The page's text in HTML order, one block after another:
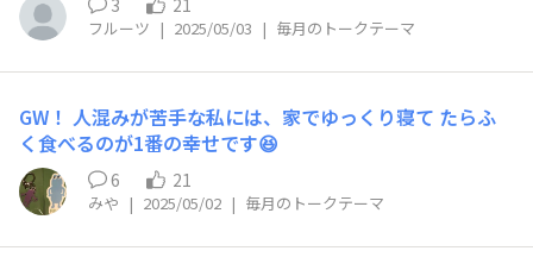
3 21
フルーツ | 2025/05/03 | 毎月のトークテーマ
GW！ 人混みが苦手な私には、家でゆっくり寝て たらふ
く食べるのが1番の幸せです😆
6 21
みや | 2025/05/02 | 毎月のトークテーマ